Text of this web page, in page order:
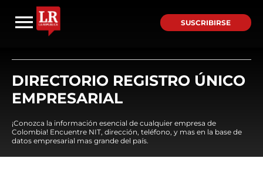
SUSCRIBIRSE
DIRECTORIO REGISTRO ÚNICO
EMPRESARIAL
¡Conozca la información esencial de cualquier empresa de
Colombia! Encuentre NIT, dirección, teléfono, y mas en la base de
datos empresarial mas grande del país.